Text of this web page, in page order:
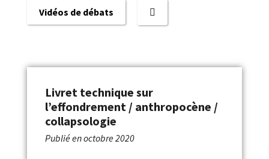
Vidéos de débats
Livret technique sur
l’effondrement / anthropocène /
collapsologie
Publié enoctobre 2020